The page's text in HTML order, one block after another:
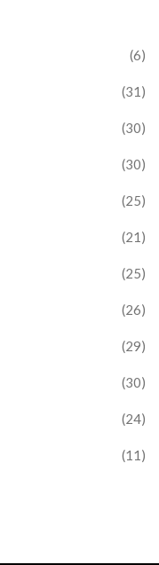
(6)
(31)
(30)
(30)
(25)
(21)
(25)
(26)
(29)
(30)
(24)
(11)